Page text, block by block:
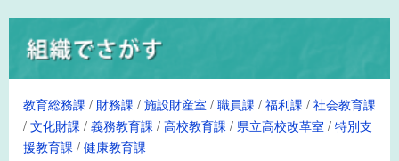
教育総務課 / 財務課 /施設財産室 /職員課 /福利課 /社会教育課
/文化財課 /義務教育課 /高校教育課 / 県立高校改革室 /特別支
援教育課 /健康教育課